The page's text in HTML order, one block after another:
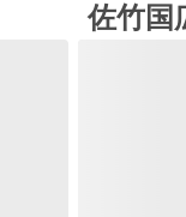
佐竹国